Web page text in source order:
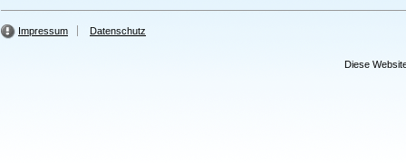
Impressum Datenschutz
Diese